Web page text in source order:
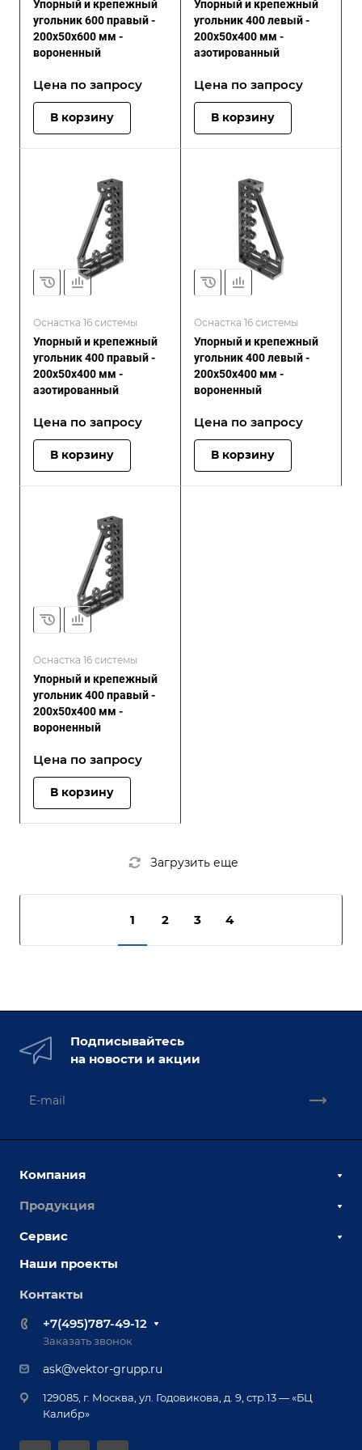
Упорный и крепежный
угольник 600 правый -
200x50x600 мм -
вороненный
Цена по запросу
В корзину
Упорный и крепежный
угольник 400 левый -
200x50x400 мм -
азотированный
Цена по запросу
В корзину
Оснастка 16 системы
Упорный и крепежный
угольник 400 правый -
200x50x400 мм -
азотированный
Цена по запросу
В корзину
Оснастка 16 системы
Упорный и крепежный
угольник 400 левый -
200x50x400 мм -
вороненный
Цена по запросу
В корзину
Оснастка 16 системы
Упорный и крепежный
угольник 400 правый -
200x50x400 мм -
вороненный
Цена по запросу
В корзину
Загрузить еще
1 2 3 4
Подписывайтесь
на новости и акции
Компания
О компании
Выставки и мероприятия
Вопрос ответ
Реквизиты
Документы
Продукция
Сборочно-сварочные столы
Оснастка для сварочных столов
Оборудование для приварки крепежа
Приварной крепеж
Специализированные решения для сварки
Позиционеры и вращатели
Сервис
Сервисное обслуживание
Обучение
Лизинг
Гарантия
автоматизации
Наши проекты
Контакты
+7(495)787-49-12
Заказать звонок
ask@vektor-grupp.ru
129085, г. Москва, ул. Годовикова, д. 9, стр.13 — «БЦ
Калибр»